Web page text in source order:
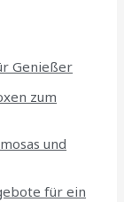
Genießer
zum
und
für ein